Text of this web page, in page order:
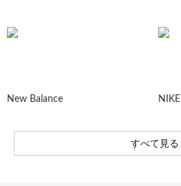
New Balance NIKE
すべて見る